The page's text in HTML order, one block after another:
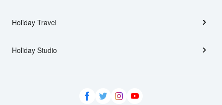
Holiday Travel
Holiday Studio